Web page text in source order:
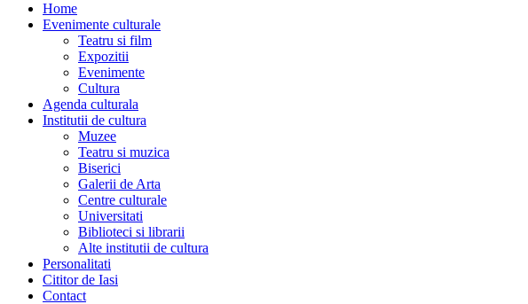
Home
Evenimente culturale
Teatru si film
Expozitii
Evenimente
Cultura
Agenda culturala
Institutii de cultura
Muzee
Teatru si muzica
Biserici
Galerii de Arta
Centre culturale
Universitati
Biblioteci si librarii
Alte institutii de cultura
Personalitati
Cititor de Iasi
Contact